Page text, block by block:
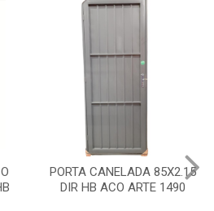
1490
PORTA LAMINADA
DIR POP/MIX HB